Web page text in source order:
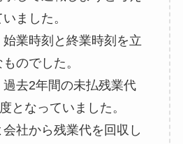
ました。
業時刻と終業時刻を立
のでした。
去2年間の未払残業代
となっていました。
社から残業代を回収し